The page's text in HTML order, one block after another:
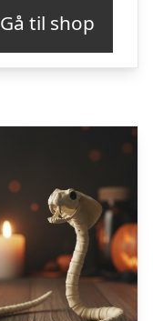
Gå til shop